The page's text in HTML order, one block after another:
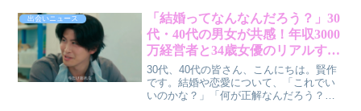
ませんね。でも、安心してください。今
回、横浜の美しい夜景を望む結婚式場で
開催された婚活イベントは、そんな皆さ
んの常識をきっと覆す、特別な体験を提
供してくれたようです。単なる出会いだ
けでなく、「いつかこんな場所で結婚式
を挙げたい」という未来をリアルに想像
できる、そんな画期的なイベントを、
出会いニュース
「結婚ってなんなんだろう？」30
代・40代の男女が共感！年収3000
万経営者と34歳女優のリアルすぎ
る婚活バトルから見えた“結婚の
条件”とは？【ABEMA『ガール
オアレディ3』#6】
30代、40代の皆さん、こんにちは。賢作
です。結婚や恋愛について、「これでい
いのかな？」「何が正解なんだろう？」